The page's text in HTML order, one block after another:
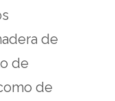
de
de
de